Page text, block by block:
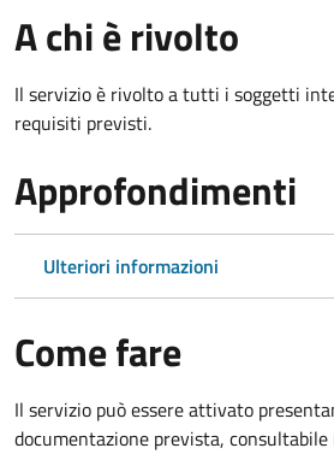
A chi è rivolto
Il servizio è rivolto a tutti i soggetti
requisiti previsti.
Approfondimenti
Ulteriori informazioni
Come fare
Il servizio può essere attivato
documentazione prevista, consultabile